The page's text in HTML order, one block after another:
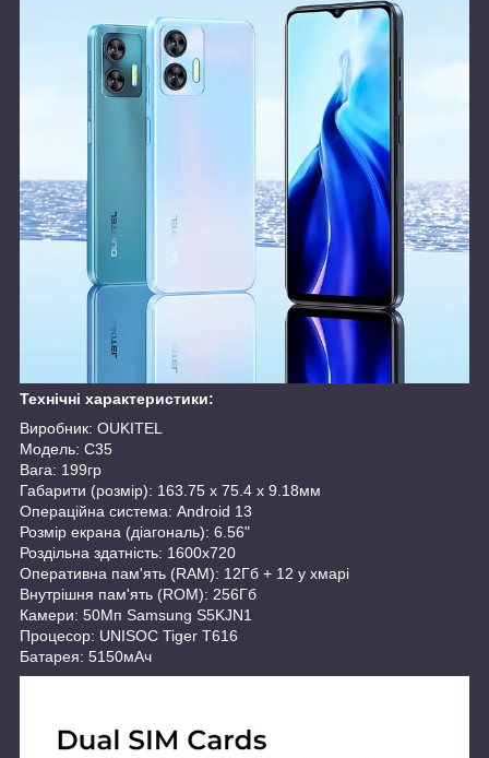
Технічні характеристики:
Виробник: OUKITEL
Модель: C35
Вага: 199гр
Габарити (розмір): 163.75 x 75.4 x 9.18мм
Операційна система: Android 13
Розмір екрана (діагональ): 6.56"
Роздільна здатність: 1600x720
Оперативна пам'ять (RAM): 12Гб + 12 у хмарі
Внутрішня пам'ять (ROM): 256Гб
Камери: 50Мп Samsung S5KJN1
Процесор: UNISOC Tiger T616
Батарея: 5150мАч